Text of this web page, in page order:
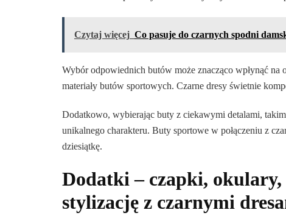
Czytaj więcej Co pasuje do czarnych spodni
Wybór odpowiednich butów może znacząco wpłynąć
materiały butów sportowych. Czarne dresy świetnie
Dodatkowo, wybierając buty z ciekawymi detalami,
unikalnego charakteru. Buty sportowe w połączeniu z
dziesiątkę.
Dodatki – czapki,
stylizację z czarnymi